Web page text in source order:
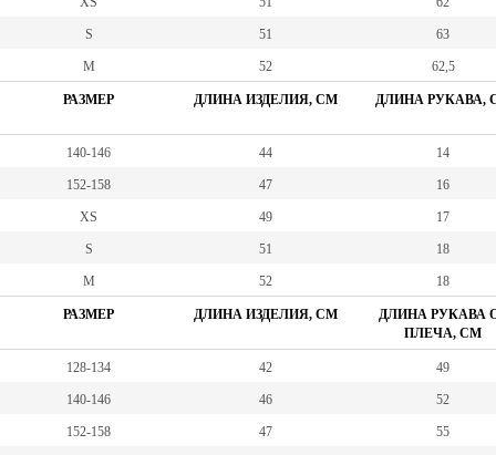
S 51 63
M 52 62,5
РАЗМЕР ДЛИНА ИЗДЕЛИЯ, СМ ДЛИНА РУКАВА,
140-146 44 14
152-158 47 16
XS 49 17
S 51 18
M 52 18
РАЗМЕР ДЛИНА ИЗДЕЛИЯ, СМ
ДЛИНА РУКАВА
ПЛЕЧА, СМ
128-134 42 49
140-146 46 52
152-158 47 55